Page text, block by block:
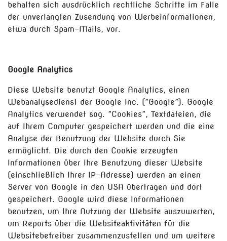
behalten sich ausdrücklich rechtliche Schritte im Falle
der unverlangten Zusendung von Werbeinformationen,
etwa durch Spam-Mails, vor.
Google Analytics
Diese Website benutzt Google Analytics, einen
Webanalysedienst der Google Inc. (”Google”). Google
Analytics verwendet sog. ”Cookies”, Textdateien, die
auf Ihrem Computer gespeichert werden und die eine
Analyse der Benutzung der Website durch Sie
ermöglicht. Die durch den Cookie erzeugten
Informationen über Ihre Benutzung dieser Website
(einschließlich Ihrer IP-Adresse) werden an einen
Server von Google in den USA übertragen und dort
gespeichert. Google wird diese Informationen
benutzen, um Ihre Nutzung der Website auszuwerten,
um Reports über die Websiteaktivitäten für die
Websitebetreiber zusammenzustellen und um weitere